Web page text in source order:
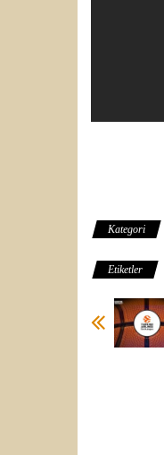
Kategori
Etiketler